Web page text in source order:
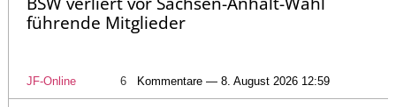
führende Mitglieder
JF-Online 6 Kommentare — 8. August 2026 12:59